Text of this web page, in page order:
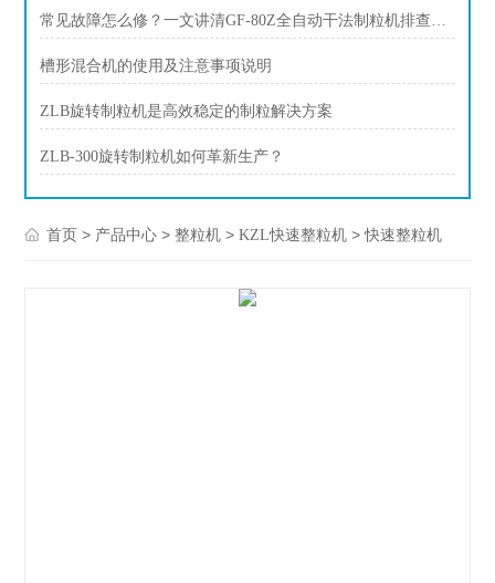
常见故障怎么修？一文讲清GF-80Z全自动干法制粒机排查思路
槽形混合机的使用及注意事项说明
ZLB旋转制粒机是高效稳定的制粒解决方案
ZLB-300旋转制粒机如何革新生产？
首页 > 产品中心 >整粒机 >KZL快速整粒机 > 快速整粒机